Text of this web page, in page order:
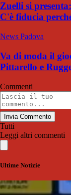
Zuelli si
C'è fiducia
News Padova
Va di moda il
Pittarello e
Commenti
Invia Commento
Tutti
Leggi altri commenti
Ultime Notizie